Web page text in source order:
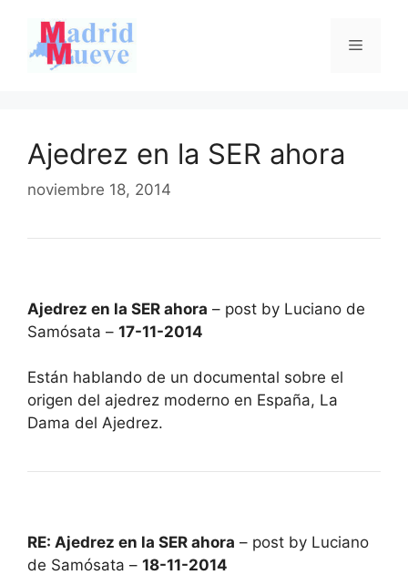
contenido
Menú
Ajedrez en la SER ahora
noviembre 18, 2014
Ajedrez en la SER ahora – post by Luciano de
Samósata – 17-11-2014
Están hablando de un documental sobre el
origen del ajedrez moderno en España, La
Dama del Ajedrez.
RE: Ajedrez en la SER ahora – post by Luciano
de Samósata – 18-11-2014